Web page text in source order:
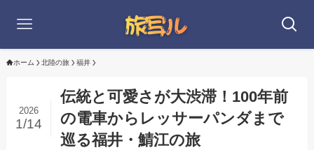
ホーム 北陸の旅 福井
伝統と可愛さが大渋滞！100年前
の電車からレッサーパンダまで
巡る福井・鯖江の旅
2026
1/14